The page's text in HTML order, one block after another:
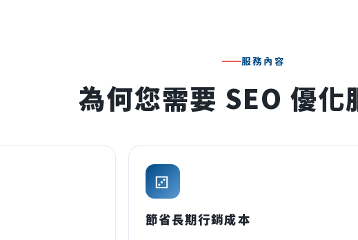
服務內容
為何您需要 SEO 優化
⚂
節省長期行銷成本